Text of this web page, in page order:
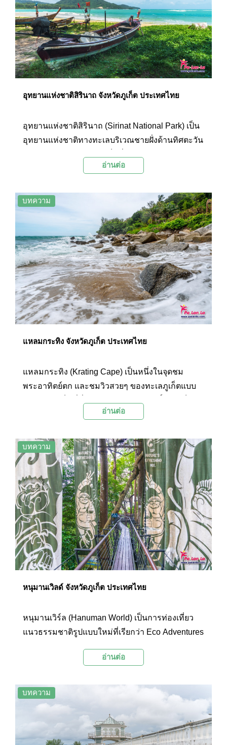
อุทยานแห่งชาติสิรินาถ จังหวัดภูเก็ต ประเทศไทย
อุทยานแห่งชาติสิรินาถ (Sirinat National Park) เป็น
อุทยานแห่งชาติทางทะเลบริเวณชายฝั่งด้านทิศตะวัน
ชายหาดสวยงามและมีผืนป่าที่อุดมสมบูรณ์ อุทยานฯ
เป็นทั้งสถานที่พักผ่อนหย่อนใจของผู้คน รวมถึงเป็นที่
อยู่อาศัยของสัตว์หายากหลายชนิด
อ่านต่อ
บทความ
แหลมกระทิง จังหวัดภูเก็ต ประเทศไทย
แหลมกระทิง (Krating Cape) เป็นหนึ่งในจุดชม
พระอาทิตย์ตก และชมวิวสวยๆ ของทะเลภูเก็ตแบบ
ปอด ท่ามกลางภูมิทัศน์ที่สวยงามแปลกตาด้วยลาน
หน้าผา
อ่านต่อ
บทความ
หนุมานเวิลด์ จังหวัดภูเก็ต ประเทศไทย
หนุมานเวิร์ล (Hanuman World) เป็นการท่องเที่ยว
แนวธรรมชาติรูปแบบใหม่ที่เรียกว่า Eco Adventures
ธรรมชาติของต้นไม้ใหญ่ที่จะโอบล้อมช่วงเวลาแห่ง
อ่านต่อ
บทความ